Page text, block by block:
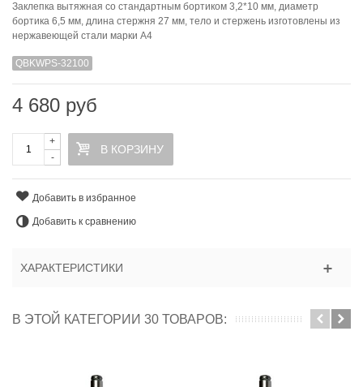
Заклепка вытяжная со стандартным бортиком 3,2*10 мм, диаметр
бортика 6,5 мм, длина стержня 27 мм, тело и стержень изготовлены из
нержавеющей стали марки А4
QBKWPS-32100
4 680 руб
-
+
В КОРЗИНУ
Добавить в избранное
Добавить к сравнению
ХАРАКТЕРИСТИКИ
В ЭТОЙ КАТЕГОРИИ 30 ТОВАРОВ: